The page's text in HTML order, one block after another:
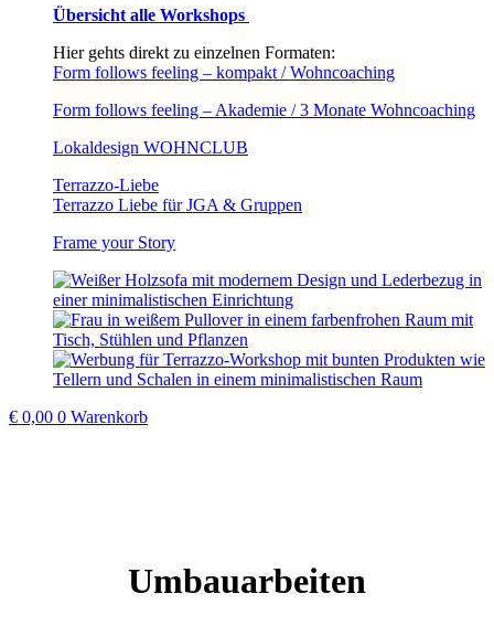
Übersicht alle Workshops
Hier gehts direkt zu einzelnen Formaten:
Form follows feeling – kompakt / Wohncoaching
Form follows feeling – Akademie / 3 Monate Wohncoaching
Lokaldesign WOHNCLUB
Terrazzo-Liebe
Terrazzo Liebe für JGA & Gruppen
Frame your Story
€ 0,00 0 Warenkorb
Umbauarbeiten